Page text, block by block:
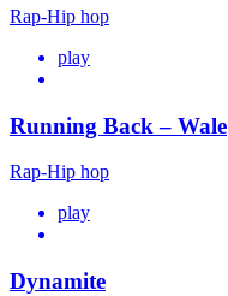
Rap-Hip hop
play
Running Back – Wale
Rap-Hip hop
play
Dynamite